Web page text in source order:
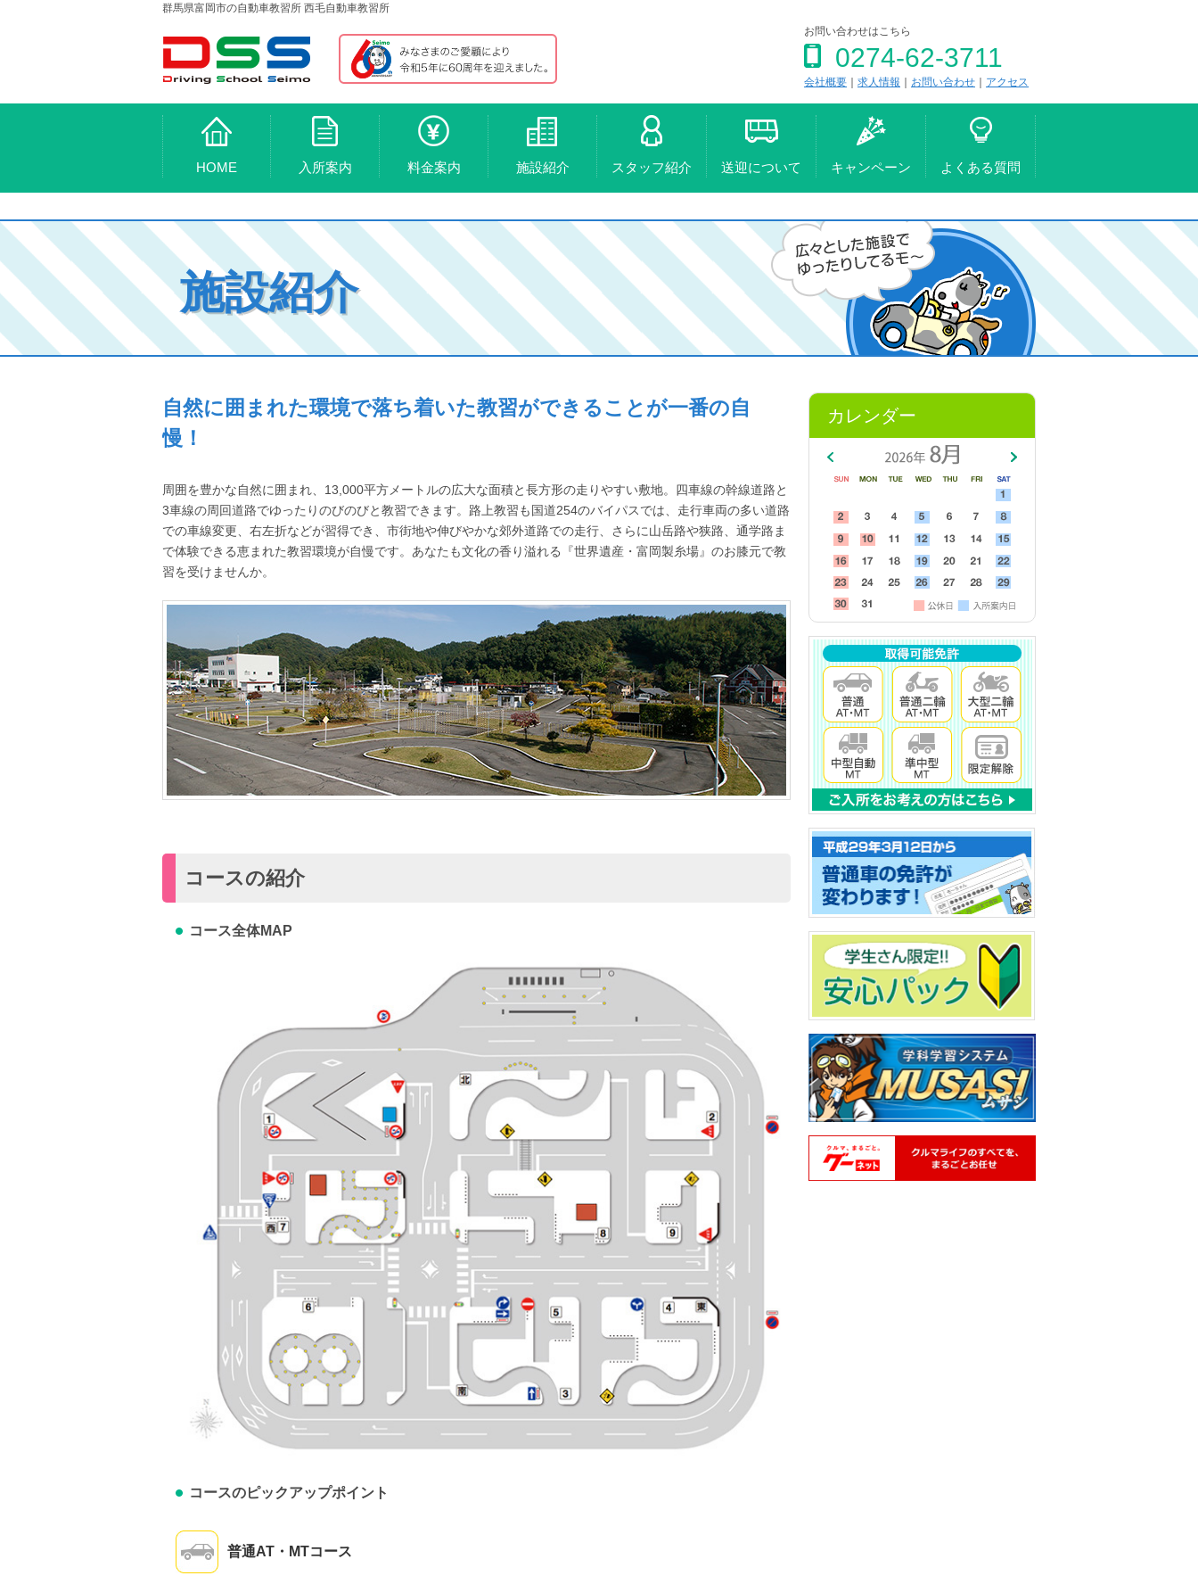
群馬県富岡市の自動車教習所 西毛自動車教習所
お問い合わせはこちら
0274-62-3711
会社概要 求人情報 お問い合わせ アクセス
HOME 入所案内 料金案内 施設紹介 スタッフ紹介 送迎について キャンペーン よくある質問
施設紹介
自然に囲まれた環境で落ち着いた教習ができることが一番の自
慢！
周囲を豊かな自然に囲まれ、13,000平方メートルの広大な面積と長方形の走りやすい敷地。四車線の幹線道路と
3車線の周回道路でゆったりのびのびと教習できます。路上教習も国道254のバイパスでは、走行車両の多い道路
での車線変更、右左折などが習得でき、市街地や伸びやかな郊外道路での走行、さらに山岳路や狭路、通学路ま
で体験できる恵まれた教習環境が自慢です。あなたも文化の香り溢れる『世界遺産・富岡製糸場』のお膝元で教
習を受けませんか。
コースの紹介
コース全体MAP
コースのピックアップポイント
普通AT・MTコース
カレンダー